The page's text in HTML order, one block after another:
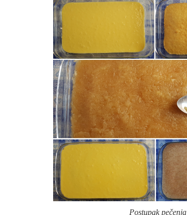
Postupak pečenja